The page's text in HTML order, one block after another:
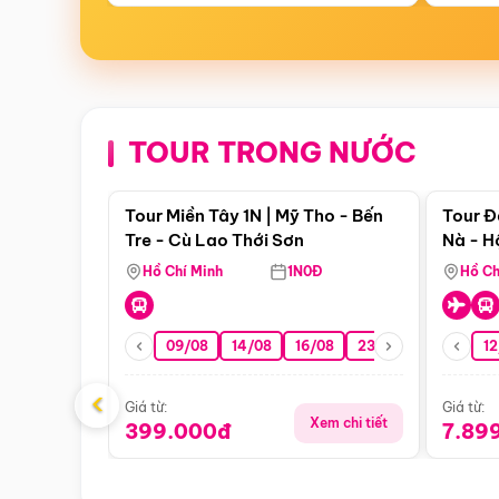
TOUR TRONG NƯỚC
Điểm nổi bật
Tour Miền Tây 1N | Mỹ Tho - Bến
Tre - Cù Lao Thới Sơn
Hồ Chí Minh 1N0Đ
09/08 14/08 16/08 23/08 30/08
Giá từ:
399.000đ Xem chi tiết
Tour
Nà -
Nha
Hồ
Giá từ:
‹